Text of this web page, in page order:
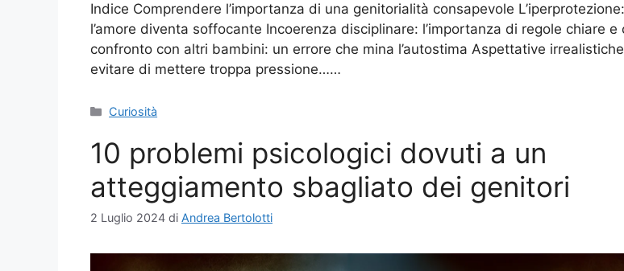
Indice Comprendere l’importanza di una genitorialità consapevole
l’amore diventa soffocante Incoerenza disciplinare: l’importanza di regole chiare e
confronto con altri bambini: un errore che mina l’autostima Aspettative
evitare di mettere troppa pressione……
Categorie
Curiosità
10 problemi psicologici dovuti a un
atteggiamento sbagliato dei genitori
2 Luglio 2024 di Andrea Bertolotti